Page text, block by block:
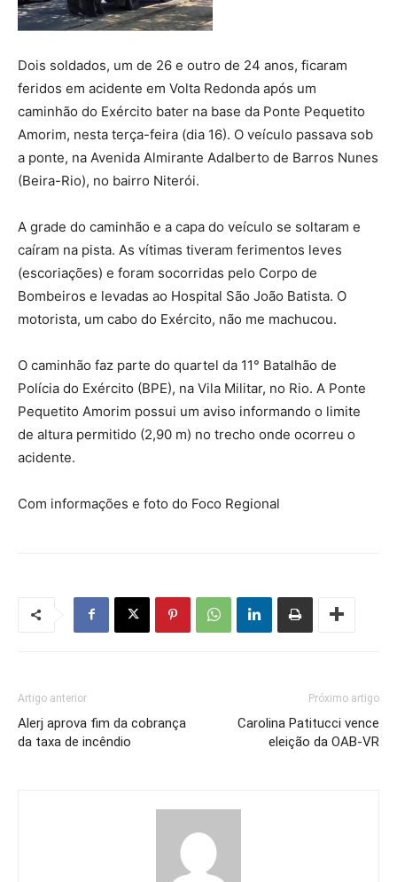
Dois soldados, um de 26 e outro de 24 anos, ficaram
feridos em acidente em Volta Redonda após um
caminhão do Exército bater na base da Ponte Pequetito
Amorim, nesta terça-feira (dia 16). O veículo passava sob
a ponte, na Avenida Almirante Adalberto de Barros Nunes
(Beira-Rio), no bairro Niterói.
A grade do caminhão e a capa do veículo se soltaram e
caíram na pista. As vítimas tiveram ferimentos leves
(escoriações) e foram socorridas pelo Corpo de
Bombeiros e levadas ao Hospital São João Batista. O
motorista, um cabo do Exército, não me machucou.
O caminhão faz parte do quartel da 11° Batalhão de
Polícia do Exército (BPE), na Vila Militar, no Rio. A Ponte
Pequetito Amorim possui um aviso informando o limite
de altura permitido (2,90 m) no trecho onde ocorreu o
acidente.
Com informações e foto do Foco Regional
Artigo anterior
Alerj aprova fim da cobrança
da taxa de incêndio
Próximo artigo
Carolina Patitucci vence
eleição da OAB-VR